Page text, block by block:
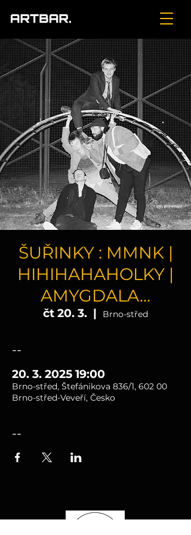
ŠUŘINKY : MMNK |
HIHIHAHAHOLKY |
AMYGDALA...
čt 20. 3.
  |
Brno-střed
--
20. 3. 2025 19:00
Brno-střed, Štefánikova 836/1, 602 00
Brno-střed-Veveří, Česko
--